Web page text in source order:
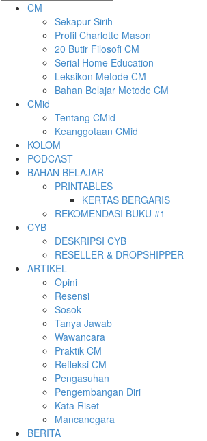
CM
Sekapur Sirih
Profil Charlotte Mason
20 Butir Filosofi CM
Serial Home Education
Leksikon Metode CM
Bahan Belajar Metode CM
CMid
Tentang CMid
Keanggotaan CMid
KOLOM
PODCAST
BAHAN BELAJAR
PRINTABLES
KERTAS BERGARIS
REKOMENDASI BUKU #1
CYB
DESKRIPSI CYB
RESELLER & DROPSHIPPER
ARTIKEL
Opini
Resensi
Sosok
Tanya Jawab
Wawancara
Praktik CM
Refleksi CM
Pengasuhan
Pengembangan Diri
Kata Riset
Mancanegara
BERITA